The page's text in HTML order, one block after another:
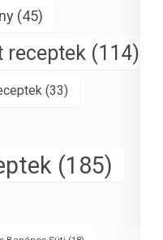
(45)
receptek (114)
(33)
(185)